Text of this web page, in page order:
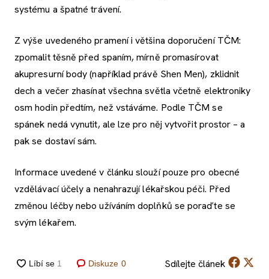
systému a špatné trávení.
Z výše uvedeného pramení i většina doporučení TČM:
zpomalit těsně před spaním, mírně promasírovat
akupresurní body (například právě Shen Men), zklidnit
dech a večer zhasínat všechna světla včetně elektroniky
osm hodin předtím, než vstáváme. Podle TČM se
spánek nedá vynutit, ale lze pro něj vytvořit prostor – a
pak se dostaví sám.
Informace uvedené v článku slouží pouze pro obecné
vzdělávací účely a nenahrazují lékařskou péči. Před
změnou léčby nebo užíváním doplňků se poraďte se
svým lékařem.
Diskuze 0 Sdílejte článek